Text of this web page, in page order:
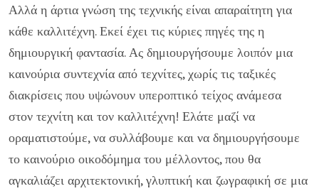
Αλλά η άρτια γνώση της τεχνικής είναι απαραίτητη για
κάθε καλλιτέχνη. Εκεί έχει τις κύριες πηγές της η
δημιουργική φαντασία. Ας δημιουργήσουμε λοιπόν μια
καινούρια συντεχνία από τεχνίτες, χωρίς τις ταξικές
διακρίσεις που υψώνουν υπεροπτικό τείχος ανάμεσα
στον τεχνίτη και τον καλλιτέχνη! Ελάτε μαζί να
οραματιστούμε, να συλλάβουμε και να δημιουργήσουμε
το καινούριο οικοδόμημα του μέλλοντος, που θα
αγκαλιάζει αρχιτεκτονική, γλυπτική και ζωγραφική σε μια